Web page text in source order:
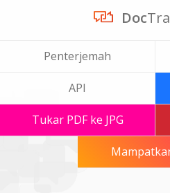
Doc
Penterjemah
API
Tukar PDF ke JPG